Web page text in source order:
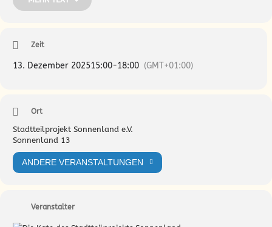
kreativen Machens, der Sonnenland-Geschichte(n). Bei Saft, Tee,
kostenfrei.
Zeit
13. Dezember 202515:00-18:00 (GMT+01:00)
Ort
Stadtteilprojekt Sonnenland e.V.
Sonnenland 13
ANDERE VERANSTALTUNGEN
Veranstalter